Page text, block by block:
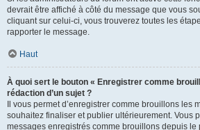
devrait être affiché à côté du message que vous
cliquant sur celui-ci, vous trouverez toutes les
rapporter le message.
Haut
À quoi sert le bouton « Enregistrer comme
rédaction d’un sujet ?
Il vous permet d’enregistrer comme brouillons les
souhaitez finaliser et publier ultérieurement. Vous
messages enregistrés comme brouillons depuis le